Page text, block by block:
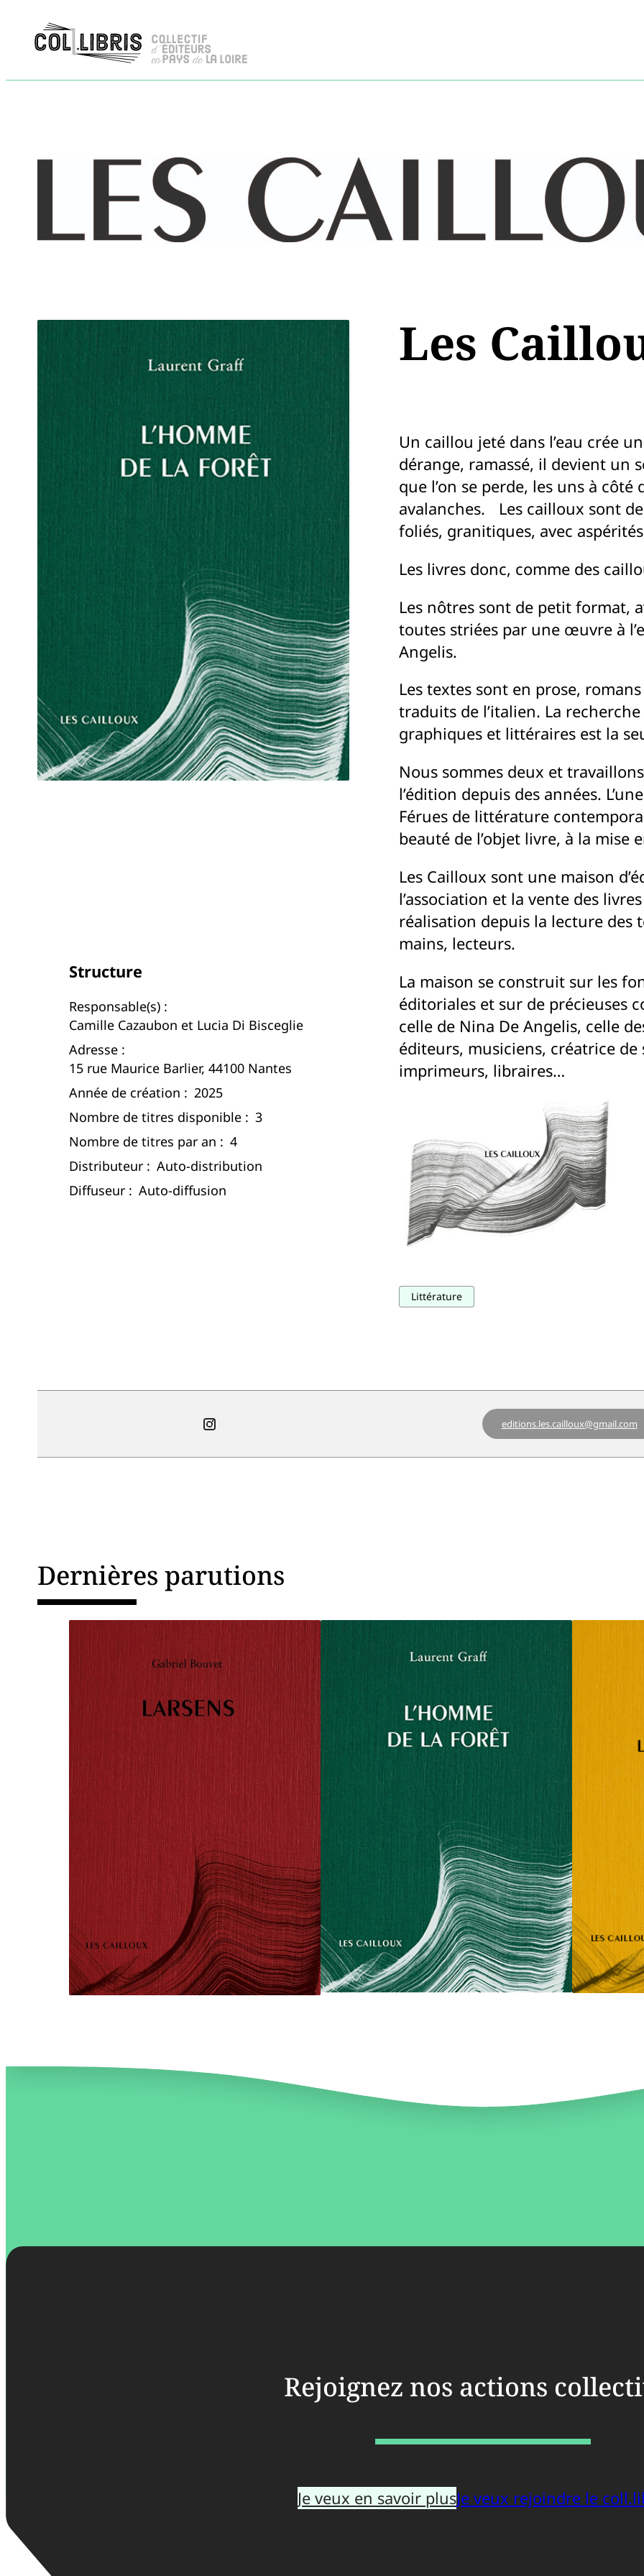
Structure
Responsable(s) :
Camille Cazaubon et Lucia Di Bisceglie
Adresse :
15 rue Maurice Barlier, 44100 Nantes
Année de création : 2025
Nombre de titres disponible : 3
Nombre de titres par an : 4
Distributeur : Auto-distribution
Diffuseur : Auto-diffusion
Les
Un caillou jeté dans l’eau crée
dérange, ramassé, il devient un
que l’on se perde, les uns à
avalanches. Les cailloux sont
foliés, granitiques, avec
Les livres donc, comme des
Les nôtres sont de petit format,
toutes striées par une œuvre à
Angelis.
Les textes sont en prose,
traduits de l’italien. La
graphiques et littéraires est la
Nous sommes deux et
l’édition depuis des années.
Férues de littérature
beauté de l’objet livre, à la mise
Les Cailloux sont une maison
l’association et la vente des
réalisation depuis la lecture des
mains, lecteurs.
La maison se construit sur les
éditoriales et sur de précieuses
celle de Nina De Angelis, celle
éditeurs, musiciens, créatrice
imprimeurs, libraires…
Littérature
instagram editions.les.cailloux@gmail.com
Dernières parutions
Rejoignez nos actions
Je veux en savoir plusJe veux rejoindre le